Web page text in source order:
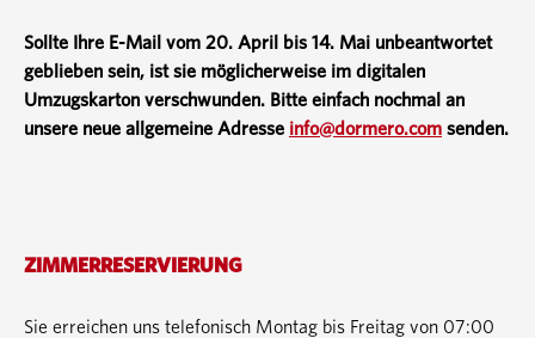
Sollte Ihre E-Mail vom 20. April bis 14. Mai unbeantwortet
geblieben sein, ist sie möglicherweise im digitalen
Umzugskarton verschwunden. Bitte einfach nochmal an
unsere neue allgemeine Adresse info@dormero.com senden.
ZIMMERRESERVIERUNG
Sie erreichen uns telefonisch Montag bis Freitag von 07:00